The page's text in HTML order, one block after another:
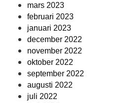
mars 2023
februari 2023
januari 2023
december 2022
november 2022
oktober 2022
september 2022
augusti 2022
juli 2022